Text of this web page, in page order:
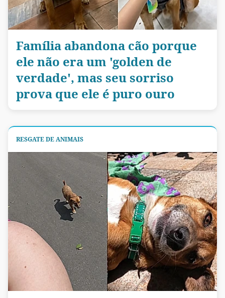
Família abandona cão porque
ele não era um 'golden de
verdade', mas seu sorriso
prova que ele é puro ouro
RESGATE DE ANIMAIS